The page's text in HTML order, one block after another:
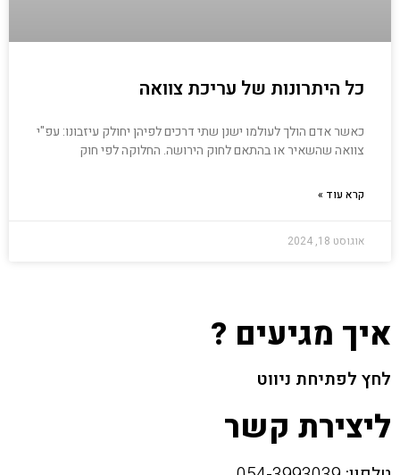
כל היתרונות של עריכת צוואה
כאשר אדם הולך לעולמו ישנן שתי דרכים לפיהן יחולק עיזבונו: עפ"י
צוואה שהשאיר או בהתאם לחוק הירושה. החלוקה לפי חוק
קרא עוד »
אוגוסט 18, 2024
איך מגיעים ?
לחץ לפתיחת ניווט
ליצירת קשר